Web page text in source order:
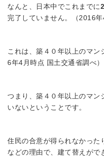
なんと、日本中でこれまでに
完了していません。（2016
これは、築４０年以上のマン
6年4月時点 国土交通省調べ）
つまり、築４０年以上のマン
いないということです。
住民の合意が得られなかった
などの理由で、建て替えがで